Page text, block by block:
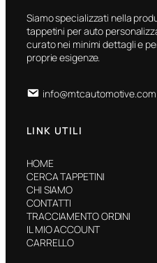
Siamo specializzati nella
tappetini per auto
curato nei minimi dettagli e
proprie esigenze.
info@mtcautomotive.com
LINK UTILI
HOME
CERCA TAPPETINI
CHI SIAMO
CONTATTI
TRACCIAMENTO ORDINI
IL MIO ACCOUNT
CARRELLO